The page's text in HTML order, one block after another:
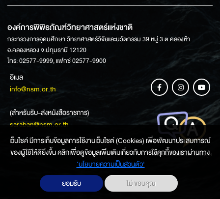
องค์การพิพิธภัณฑ์วิทยาศาสตร์แห่งชาติ
กระทรวงการอุดมศึกษา วิทยาศาสตร์วิจัยและนวัตกรรม 39 หมู่ 3 ต.คลองห้า
อ.คลองหลวง จ.ปทุมธานี 12120
โทร: 02577-9999, แฟกซ์ 02577-9900
อีเมล
info@nsm.or.th
(สำหรับรับ-ส่งหนังสือราชการ)
saraban@nsm.or.th
ช่องทางการสอบถามข้อมูล
เว็บไซค์ มีการเก็บข้อมูลการใช้งานเว็บไซต์ (Cookies) เพื่อพัฒนาประสบการณ์
ของผู้ใช้ให้ดียิ่งขึ้น คลิกเพื่อดูข้อมูลเพิ่มเติมเกี่ยวกับการใช้คุกกี้ของเราผ่านทาง
‘นโยบายความเป็นส่วนตัว'
ยอมรับ
ไม่ ขอบคุณ